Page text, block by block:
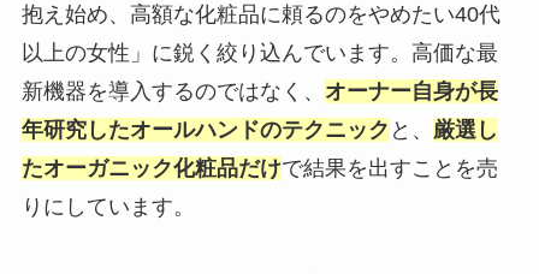
抱え始め、高額な化粧品に頼るのをやめたい40代
以上の女性」に鋭く絞り込んでいます。高価な最
新機器を導入するのではなく、 オーナー自身が長
年研究したオールハンドのテクニック と、 厳選し
たオーガニック化粧品だけで結果を出すことを売
りにしています。